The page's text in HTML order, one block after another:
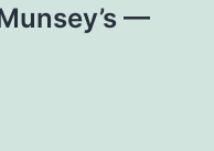
—